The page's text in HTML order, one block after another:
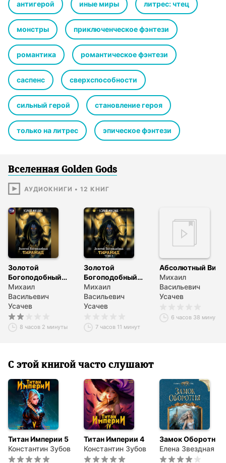
антигерой иные миры литрес: чтец
монстры приключенческое фэнтези
романтика романтическое фэнтези
саспенс сверхспособности
сильный герой становление героя
только на литрес эпическое фэнтези
Вселенная Golden Gods
АУДИОКНИГИ • 12 КНИГ
Золотой
Богоподобный
Тиранид
Михаил
Васильевич
Усачев
8 часов 2 минуты
Золотой
Богоподобный
Тиранид (Том 3)
Михаил
Васильевич
Усачев
7 часов 11 минут
Абсолютный Вид
Михаил
Васильевич
Усачев
6 часов 38 минут
С этой книгой часто слушают
Титан Империи 5
Константин Зубов
Титан Империи 4
Константин Зубов
Замок Оборотня
Елена Звездная